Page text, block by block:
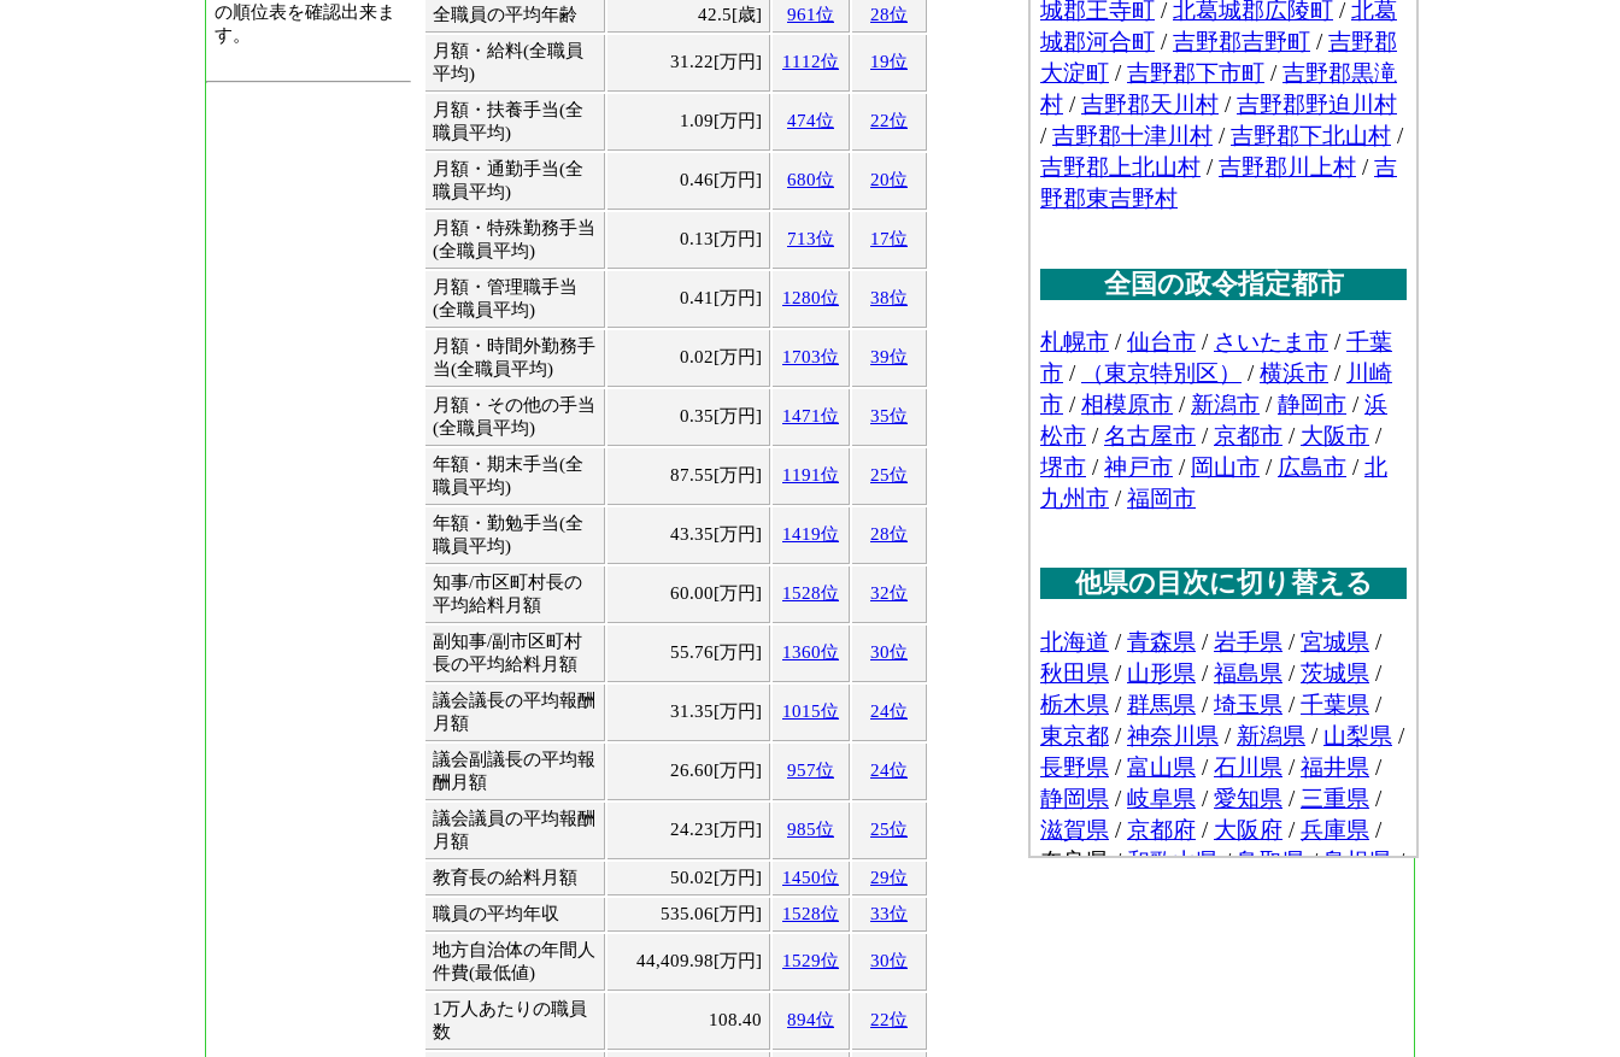
全職員の平均年齢
42.5[歳] 961位
28位
月額・給料(全職員
平均)
31.22[万円] 1112位 19位
月額・扶養手当(全
職員平均)
1.09[万円] 474位 22位
月額・通勤手当(全
職員平均)
0.46[万円] 680位 20位
月額・特殊勤務手当
(全職員平均)
0.13[万円] 713位 17位
月額・管理職手当
(全職員平均)
0.41[万円] 1280位 38位
月額・時間外勤務手
当(全職員平均)
0.02[万円] 1703位 39位
月額・その他の手当
(全職員平均)
0.35[万円] 1471位 35位
年額・期末手当(全
職員平均)
87.55[万円] 1191位 25位
年額・勤勉手当(全
職員平均)
43.35[万円] 1419位 28位
知事/市区町村長の
平均給料月額
60.00[万円] 1528位 32位
副知事/副市区町村
長の平均給料月額
55.76[万円] 1360位 30位
議会議長の平均報酬
月額
31.35[万円] 1015位 24位
議会副議長の平均報
酬月額
26.60[万円] 957位 24位
議会議員の平均報酬
月額
24.23[万円] 985位 25位
教育長の給料月額 50.02[万円] 1450位
29位
職員の平均年収
535.06[万円] 1528位
33位
地方自治体の年間人
件費(最低値)
44,409.98[万円] 1529位 30位
1万人あたりの職員
数
108.40 894位 22位
の順位表を確認出来ま
す。